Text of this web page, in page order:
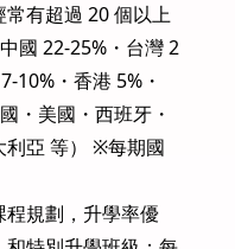
有超過 20 個以上
國 22-25%・台灣 2
10%・香港 5%・
・美國・西班牙・
利亞 等） ※每期國
規劃，升學率優